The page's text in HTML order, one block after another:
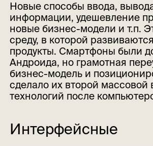
Новые способы ввода,
информации, удешевление
новые бизнес-модели и т.п.
среду, в которой
продукты. Смартфоны были
Андроида, но грамотная
бизнес-модель и
сделало их второй массовой
технологий после
Интерфейсные